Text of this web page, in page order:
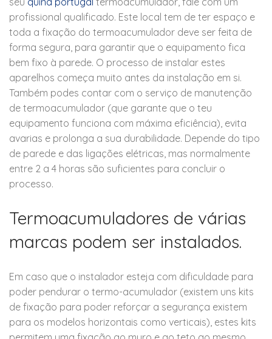
profissional qualificado. Este local tem de ter espaço e
toda a fixação do termoacumulador deve ser feita de
forma segura, para garantir que o equipamento fica
bem fixo à parede. O processo de instalar estes
aparelhos começa muito antes da instalação em si.
Também podes contar com o serviço de manutenção
de termoacumulador (que garante que o teu
equipamento funciona com máxima eficiência), evita
avarias e prolonga a sua durabilidade. Depende do tipo
de parede e das ligações elétricas, mas normalmente
entre 2 a 4 horas são suficientes para concluir o
processo.
Termoacumuladores de várias
marcas podem ser instalados.
Em caso que o instalador esteja com dificuldade para
poder pendurar o termo-acumulador (existem uns kits
de fixação para poder reforçar a segurança existem
para os modelos horizontais como verticais), estes kits